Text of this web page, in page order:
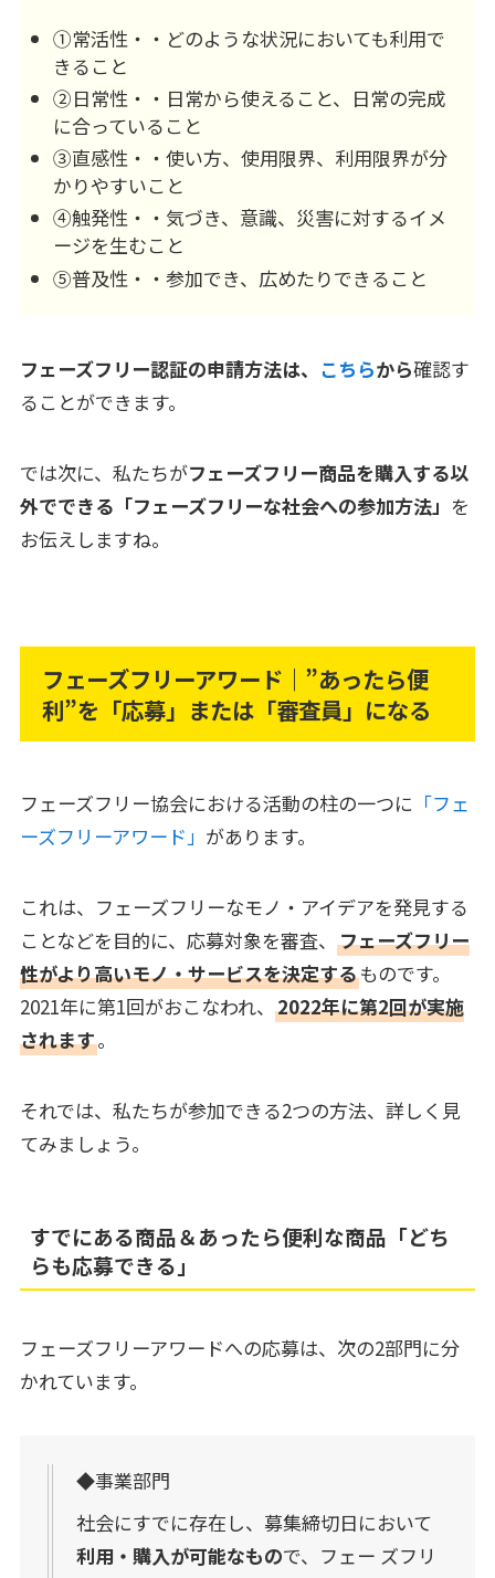
①常活性・・どのような状況においても利用で
きること
②日常性・・日常から使えること、日常の完成
に合っていること
③直感性・・使い方、使用限界、利用限界が分
かりやすいこと
④触発性・・気づき、意識、災害に対するイメ
ージを生むこと
⑤普及性・・参加でき、広めたりできること
フェーズフリー認証の申請方法は、 こちらから確認す
ることができます。
では次に、私たちがフェーズフリー商品を購入する以
外でできる「フェーズフリーな社会への参加方法」 を
お伝えしますね。
フェーズフリーアワード｜”あったら便
利”を「応募」または「審査員」になる
フェーズフリー協会における活動の柱の一つに 「フェ
ーズフリーアワード」 があります。
これは、フェーズフリーなモノ・アイデアを発見する
ことなどを目的に、応募対象を審査、 フェーズフリー
性がより高いモノ・サービスを決定するものです。
2021年に第1回がおこなわれ、 2022年に第2回が実施
されます。
それでは、私たちが参加できる2つの方法、詳しく見
てみましょう。
すでにある商品＆あったら便利な商品「どち
らも応募できる」
フェーズフリーアワードへの応募は、次の2部門に分
かれています。
◆事業部門
社会にすでに存在し、募集締切日において
利用・購入が可能なもので、フェー ズフリ